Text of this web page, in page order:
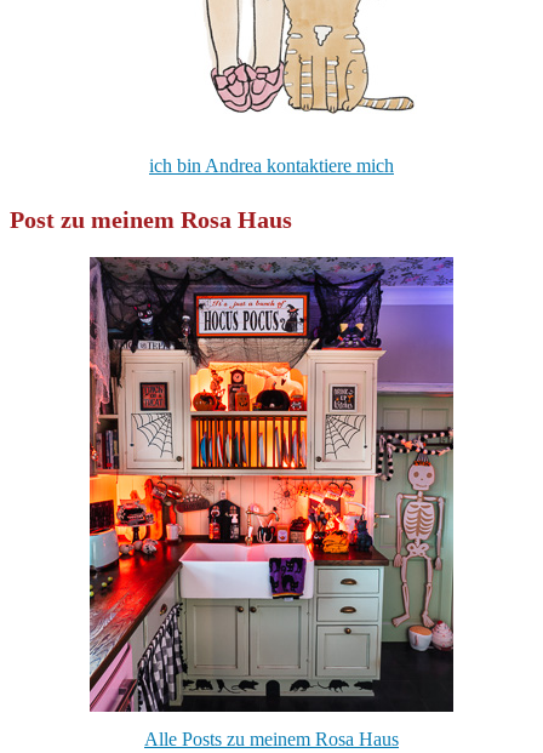
ich bin Andrea kontaktiere mich
Post zu meinem Rosa Haus
Alle Posts zu meinem Rosa Haus